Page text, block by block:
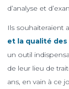
d’analyse et
Ils souhaiteraient
et la qualité des
un outil
de leur lieu de
ans, en vain à ce